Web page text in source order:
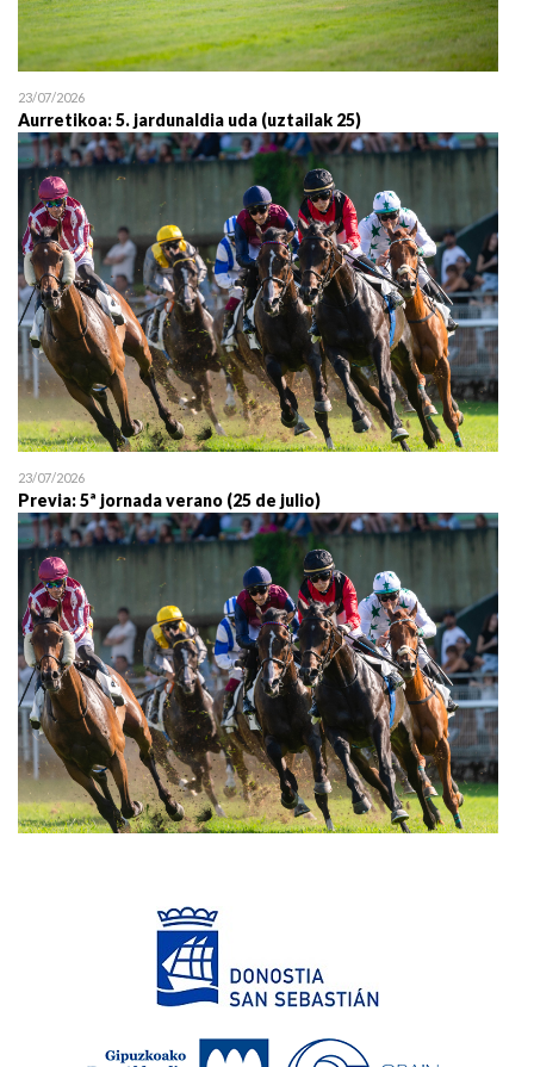
23/07/2026
Aurretikoa: 5. jardunaldia uda (uztailak 25)
23/07/2026
Previa: 5ª jornada verano (25 de julio)